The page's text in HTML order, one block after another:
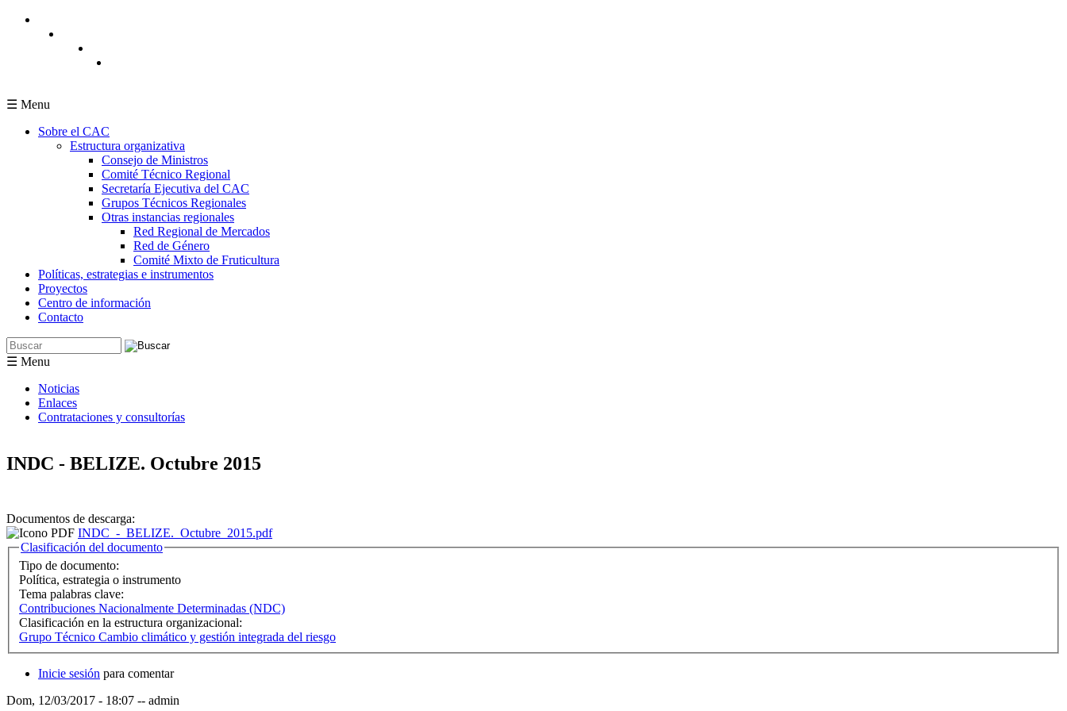
Pasar al contenido principal
☰ Menu
Sobre el CAC
Estructura organizativa
Consejo de Ministros
Comité Técnico Regional
Secretaría Ejecutiva del CAC
Grupos Técnicos Regionales
Otras instancias regionales
Red Regional de Mercados
Red de Género
Comité Mixto de Fruticultura
Políticas, estrategias e instrumentos
Proyectos
Centro de información
Contacto
Formulario de búsqueda
Buscar
☰ Menu
Noticias
Enlaces
Contrataciones y consultorías
INDC - BELIZE. Octubre 2015
Documentos de descarga:
INDC_-_BELIZE._Octubre_2015.pdf
Ocultar
Clasificación del documento
Tipo de documento:
Política, estrategia o instrumento
Tema palabras clave:
Contribuciones Nacionalmente Determinadas (NDC)
Clasificación en la estructura organizacional:
Grupo Técnico Cambio climático y gestión integrada del riesgo
Inicie sesión para comentar
Dom, 12/03/2017 - 18:07 -- admin